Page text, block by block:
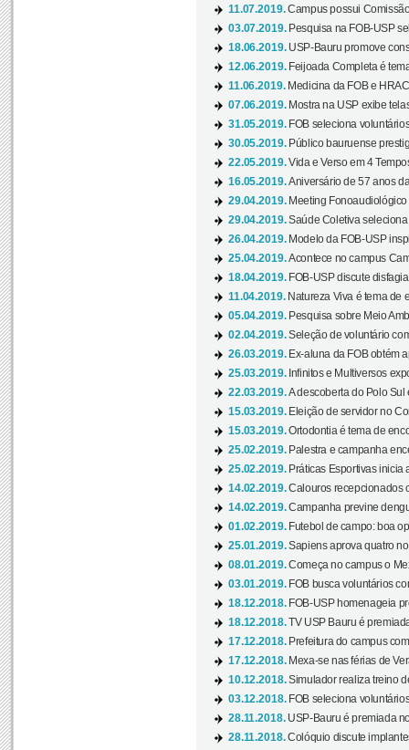
11.07.2019.Campus possui
03.07.2019. Pesquisa na FOB-USP
18.06.2019. USP-Bauru promove
12.06.2019. Feijoada Completa é
11.06.2019. Medicina da FOB e
07.06.2019. Mostra na USP exibe
31.05.2019. FOB seleciona
30.05.2019. Público bauruense
22.05.2019.Vida e Verso em 4
16.05.2019.Aniversário de 57 anos
29.04.2019. Meeting
29.04.2019.Saúde Coletiva
26.04.2019. Modelo da FOB-USP
25.04.2019.Acontece no campus
18.04.2019. FOB-USP discute
11.04.2019. Natureza Viva é tema de
05.04.2019. Pesquisa sobre Meio
02.04.2019.Seleção de voluntário
26.03.2019. Ex-aluna da FOB obtém
25.03.2019. Infinitos e Multiversos
22.03.2019.A descoberta do Polo Sul
15.03.2019. Eleição de servidor no
15.03.2019.Ortodontia é tema de
25.02.2019. Palestra e campanha
25.02.2019. Práticas Esportivas inicia
14.02.2019.Calouros recepcionados
14.02.2019.Campanha previne
01.02.2019. Futebol de campo: boa
25.01.2019.Sapiens aprova quatro
08.01.2019.Começa no campus o
03.01.2019. FOB busca voluntários
18.12.2018. FOB-USP homenageia
18.12.2018.TV USP Bauru é
17.12.2018. Prefeitura do campus
17.12.2018. Mexa-se nas férias de
10.12.2018.Simulador realiza treino
03.12.2018. FOB seleciona
28.11.2018. USP-Bauru é premiada
28.11.2018.Colóquio discute